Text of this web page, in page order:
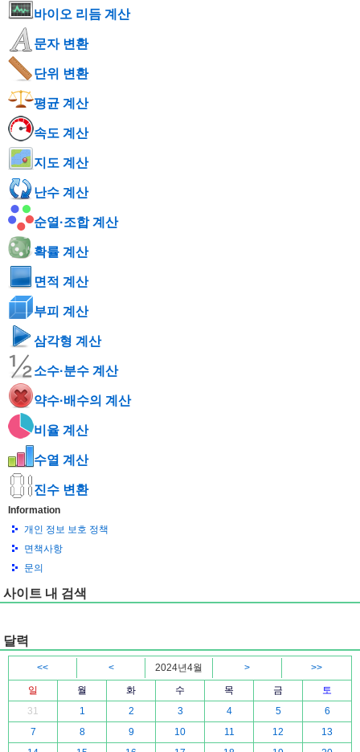
바이오 리듬 계산
문자 변환
단위 변환
평균 계산
속도 계산
지도 계산
난수 계산
순열·조합 계산
확률 계산
면적 계산
부피 계산
삼각형 계산
소수·분수 계산
약수·배수의 계산
비율 계산
수열 계산
진수 변환
Information
개인 정보 보호 정책
면책사항
문의
사이트 내 검색
달력
<< < 2024년4월 >
>>
일
월 화 수 목 금
토
31
1 2 3 4 5
6
7
8 9 10 11 12
13